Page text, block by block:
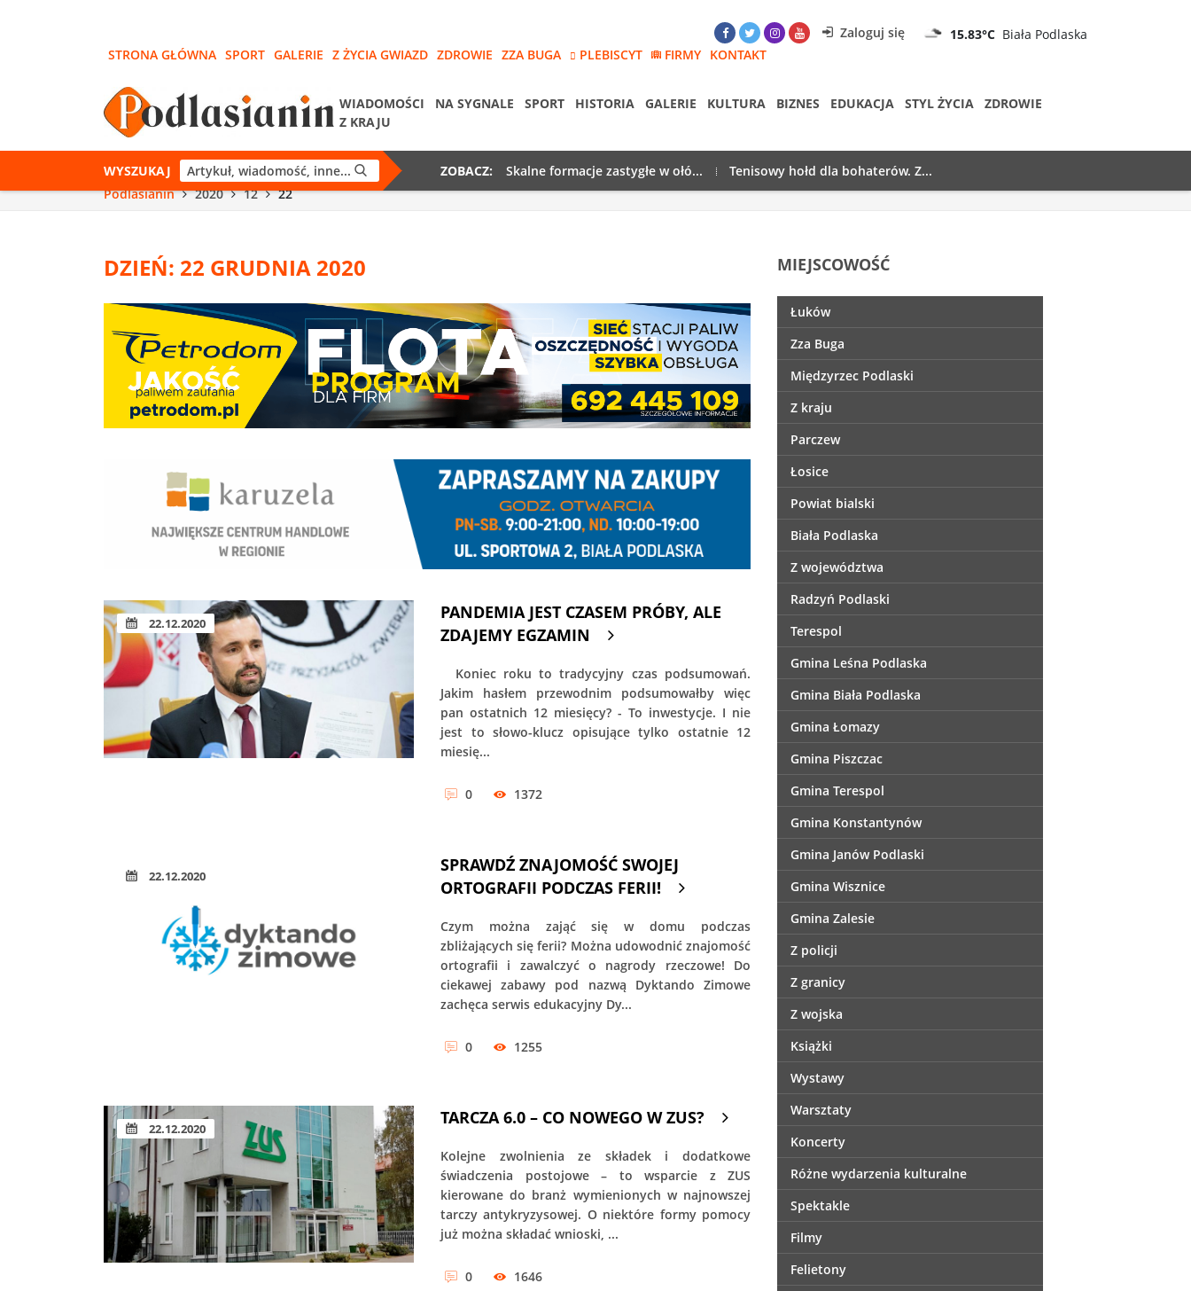
Zaloguj się 15.83°C Biała Podlaska
STRONA GŁÓWNA SPORT GALERIE Z ŻYCIA GWIAZD ZDROWIE ZZA BUGA PLEBISCYT FIRMY KONTAKT
WIADOMOŚCI NA SYGNALE SPORT HISTORIA GALERIE KULTURA BIZNES EDUKACJA STYL ŻYCIA
ZDROWIE
Z KRAJU
WYSZUKAJ ZOBACZ: Skalne formacje zastygłe w ołó...
Tenisowy hołd dla bohaterów. Z...
Podlasianin
2020 12 22
DZIEŃ: 22 GRUDNIA 2020
22.12.2020
PANDEMIA JEST CZASEM PRÓBY, ALE
ZDAJEMY EGZAMIN
Koniec roku to tradycyjny czas podsumowań.
Jakim hasłem przewodnim podsumowałby więc
pan ostatnich 12 miesięcy? - To inwestycje. I nie
jest to słowo-klucz opisujące tylko ostatnie 12
miesię...
0 1372
22.12.2020
SPRAWDŹ ZNAJOMOŚĆ SWOJEJ
ORTOGRAFII PODCZAS FERII!
Czym można zająć się w domu podczas
zbliżających się ferii? Można udowodnić znajomość
ortografii i zawalczyć o nagrody rzeczowe! Do
ciekawej zabawy pod nazwą Dyktando Zimowe
zachęca serwis edukacyjny Dy...
0 1255
22.12.2020
TARCZA 6.0 – CO NOWEGO W ZUS?
Kolejne zwolnienia ze składek i dodatkowe
świadczenia postojowe – to wsparcie z ZUS
kierowane do branż wymienionych w najnowszej
tarczy antykryzysowej. O niektóre formy pomocy
już można składać wnioski, ...
0 1646
MIEJSCOWOŚĆ
Łuków
Zza Buga
Międzyrzec Podlaski
Z kraju
Parczew
Łosice
Powiat bialski
Biała Podlaska
Z województwa
Radzyń Podlaski
Terespol
Gmina Leśna Podlaska
Gmina Biała Podlaska
Gmina Łomazy
Gmina Piszczac
Gmina Terespol
Gmina Konstantynów
Gmina Janów Podlaski
Gmina Wisznice
Gmina Zalesie
Z policji
Z granicy
Z wojska
Książki
Wystawy
Warsztaty
Koncerty
Różne wydarzenia kulturalne
Spektakle
Filmy
Felietony